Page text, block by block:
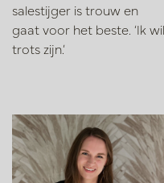
salestijger is trouw en
gaat voor het beste. ‘Ik wil
trots zijn.’